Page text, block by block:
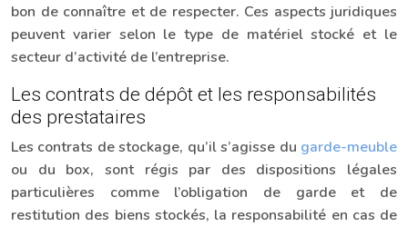
bon de connaître et de respecter. Ces aspects juridiques
peuvent varier selon le type de matériel stocké et le
secteur d’activité de l’entreprise.
Les contrats de dépôt et les responsabilités
des prestataires
Les contrats de stockage, qu’il s’agisse du garde-meuble
ou du box, sont régis par des dispositions légales
particulières comme l’obligation de garde et de
restitution des biens stockés, la responsabilité en cas de